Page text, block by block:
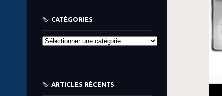
CATÉGORIES
Catégories
ARTICLES RÉCENTS